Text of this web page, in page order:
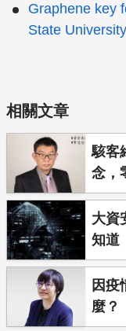
Graphene key
State University
相關文章
駭客
念，
大資
知道
因疫
麼？